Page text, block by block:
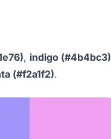
, indigo (#4b4bc3)
(#f2a1f2).